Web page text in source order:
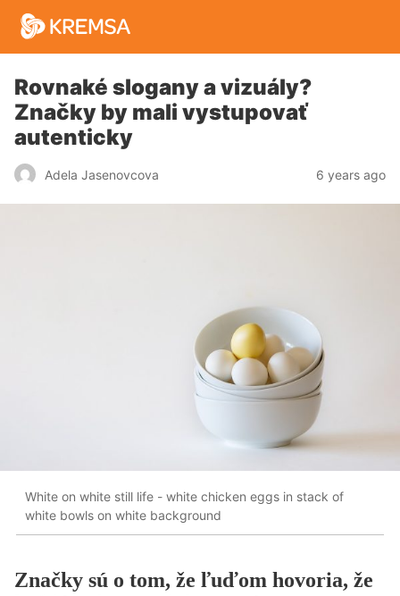
Rovnaké slogany a vizuály?
Značky by mali vystupovať
autenticky
Adela Jasenovcova 6 years ago
White on white still life - white chicken eggs in stack of
white bowls on white background
Značky sú o tom, že ľuďom hovoria, že